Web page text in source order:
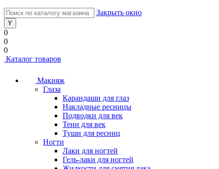
Закрыть окно
0
0
0
Каталог товаров
Макияж
Глаза
Карандаши для глаз
Накладные ресницы
Подводки для век
Тени для век
Туши для ресниц
Ногти
Лаки для ногтей
Гель-лаки для ногтей